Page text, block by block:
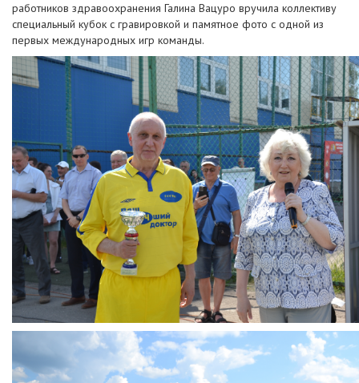
работников здравоохранения Галина Вацуро вручила коллективу
специальный кубок с гравировкой и памятное фото с одной из
первых международных игр команды.